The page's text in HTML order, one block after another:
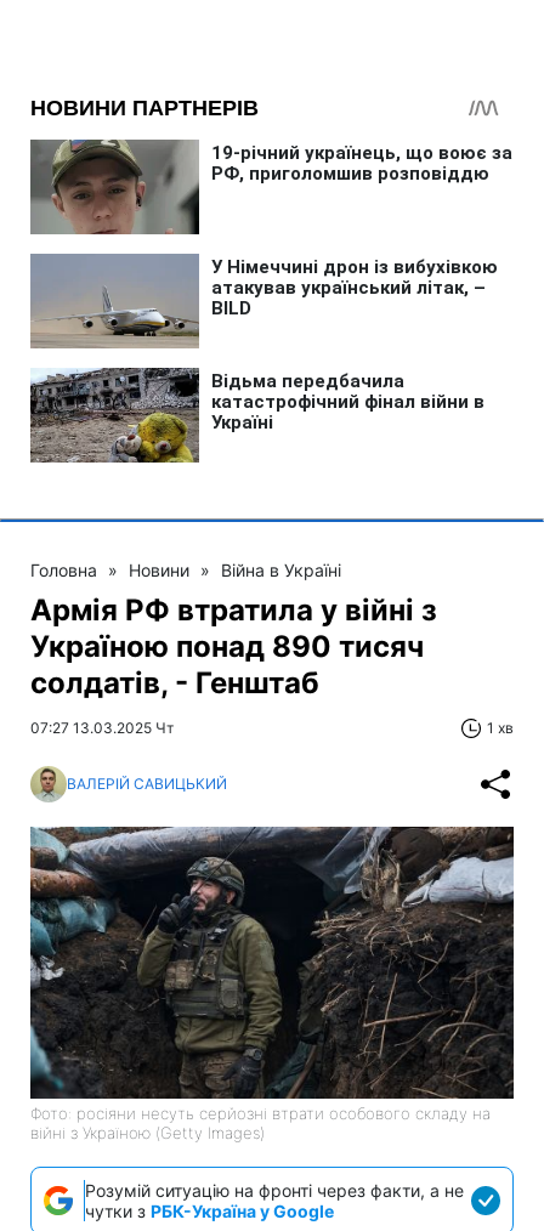
Головна » Новини » Війна в Україні
Армія РФ втратила у війні з
Україною понад 890 тисяч
солдатів, - Генштаб
07:27 13.03.2025 Чт 1 хв
ВАЛЕРІЙ САВИЦЬКИЙ
Фото: росіяни несуть серйозні втрати особового складу на
війні з Україною (Getty Images)
Розумій ситуацію на фронті через факти, а не
чутки з РБК-Україна у Google